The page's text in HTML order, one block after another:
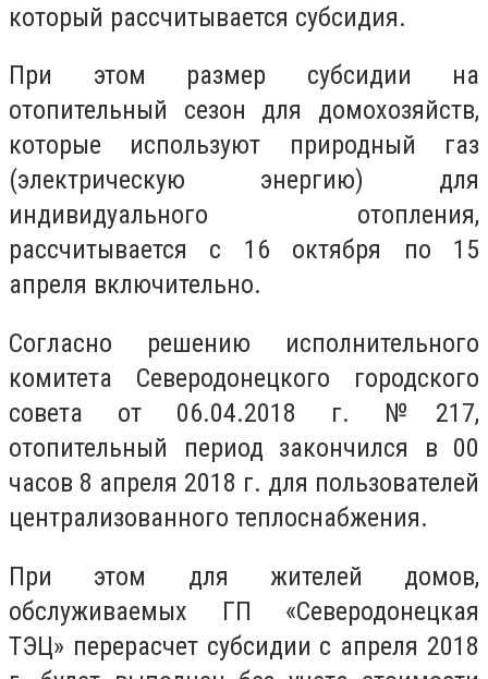
который рассчитывается субсидия.
При этом размер субсидии на
отопительный сезон для домохозяйств,
которые используют природный газ
(электрическую энергию) для
индивидуального отопления,
рассчитывается с 16 октября по 15
апреля включительно.
Согласно решению исполнительного
комитета Северодонецкого городского
совета от 06.04.2018 г. №217,
отопительный период закончился в 00
часов 8 апреля 2018 г. для пользователей
централизованного теплоснабжения.
При этом для жителей домов,
обслуживаемых ГП «Северодонецкая
ТЭЦ» перерасчет субсидии с апреля 2018